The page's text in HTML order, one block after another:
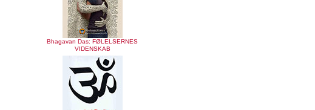
Bhagavan Das: FØLELSERNES
VIDENSKAB